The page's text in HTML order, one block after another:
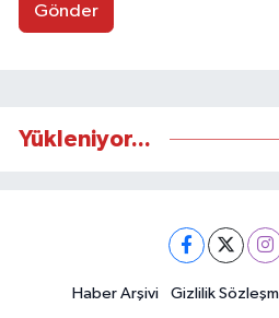
Gönder
Yükleniyor...
Haber Arşivi Gizlilik